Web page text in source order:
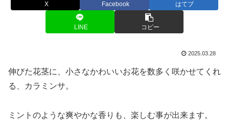
X Facebook はてブ
LINE コピー
2025.03.28
伸びた花茎に、小さなかわいいお花を数多く咲かせてくれ
る、カラミンサ。
ミントのような爽やかな香りも、楽しむ事が出来ます。